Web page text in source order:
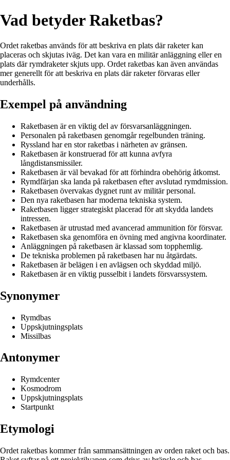
Vad betyder Raketbas?
Ordet raketbas används för att beskriva en plats där raketer kan
placeras och skjutas iväg. Det kan vara en militär anläggning eller en
plats där rymdraketer skjuts upp. Ordet raketbas kan även användas
mer generellt för att beskriva en plats där raketer förvaras eller
underhålls.
Exempel på användning
Raketbasen är en viktig del av försvarsanläggningen.
Personalen på raketbasen genomgår regelbunden träning.
Ryssland har en stor raketbas i närheten av gränsen.
Raketbasen är konstruerad för att kunna avfyra
långdistansmissiler.
Raketbasen är väl bevakad för att förhindra obehörig åtkomst.
Rymdfärjan ska landa på raketbasen efter avslutad rymdmission.
Raketbasen övervakas dygnet runt av militär personal.
Den nya raketbasen har moderna tekniska system.
Raketbasen ligger strategiskt placerad för att skydda landets
intressen.
Raketbasen är utrustad med avancerad ammunition för försvar.
Raketbasen ska genomföra en övning med angivna koordinater.
Anläggningen på raketbasen är klassad som topphemlig.
De tekniska problemen på raketbasen har nu åtgärdats.
Raketbasen är belägen i en avlägsen och skyddad miljö.
Raketbasen är en viktig pusselbit i landets försvarssystem.
Synonymer
Rymdbas
Uppskjutningsplats
Missilbas
Antonymer
Rymdcenter
Kosmodrom
Uppskjutningsplats
Startpunkt
Etymologi
Ordet raketbas kommer från sammansättningen av orden raket och bas.